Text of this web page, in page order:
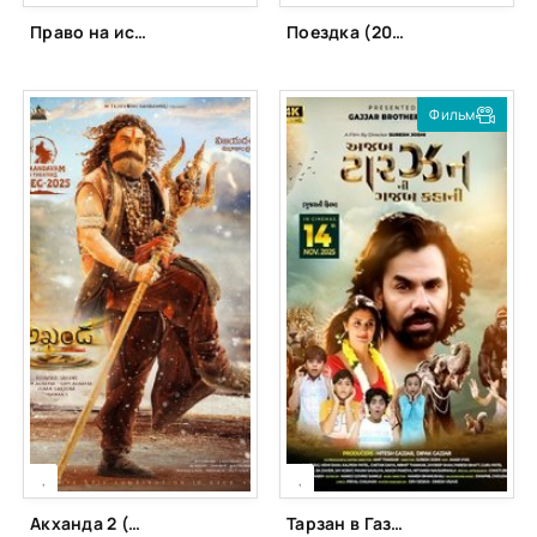
Право на истину (2025)
Поездка (2025)
[xfgiven_season]
,[/xfgiven_season]
Акханда 2 (2025)
Фильм
[xfgiven_season]
,[/xfgiven_season]
Тарзан в Газабе Кахани (2025)